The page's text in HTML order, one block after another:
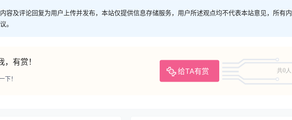
容及评论回复为用户上传并发布，本站仅提供信息存储服务，用户所述观点均不代表本站意见，所有内
。
有赏！
给TA有赏 共0人
下！